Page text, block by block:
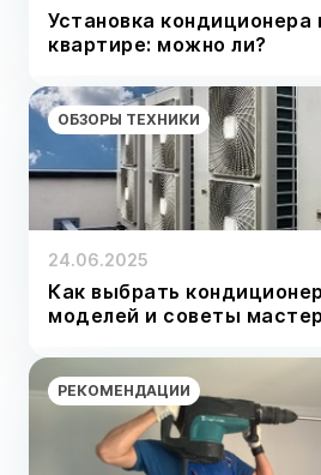
Установка кондиционера
квартире: можно ли?
ОБЗОРЫ ТЕХНИКИ
24.06.2025
Как выбрать
моделей и советы
РЕКОМЕНДАЦИИ